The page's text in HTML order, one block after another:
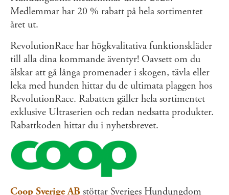
Medlemmar har 20 % rabatt på hela sortimentet
året ut.
RevolutionRace har högkvalitativa funktionskläder
till alla dina kommande äventyr! Oavsett om du
älskar att gå långa promenader i skogen, tävla eller
leka med hunden hittar du de ultimata plaggen hos
RevolutionRace. Rabatten gäller hela sortimentet
exklusive Ultraserien och redan nedsatta produkter.
Rabattkoden hittar du i nyhetsbrevet.
Coop Sverige AB stöttar Sveriges Hundungdom